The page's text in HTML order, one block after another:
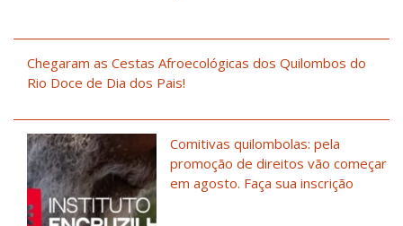
Chegaram as Cestas Afroecológicas dos Quilombos do
Rio Doce de Dia dos Pais!
Comitivas quilombolas: pela
promoção de direitos vão começar
em agosto. Faça sua inscrição